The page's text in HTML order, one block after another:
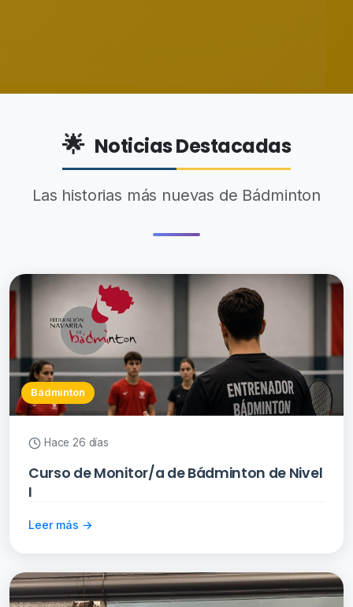
🌟 Noticias Destacadas
Las historias más nuevas de Bádminton
Bádminton
Hace 26 días
Curso de Monitor/a de Bádminton de Nivel
I
Leer más →